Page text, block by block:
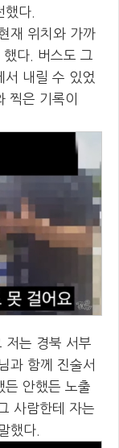
했다.
재 위치와 가까
했다. 버스도 그
서 내릴 수 있었
찍은 기록이
저는 경북 서부
과 함께 진술서
든 안했든 노출
사람한테 자는
했다.